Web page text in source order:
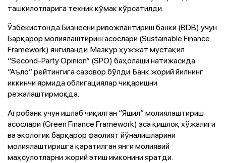
ташкилотларига техник кўмак кўрсатилди.
Ўзбекистонда Бизнесни ривожлантириш банки (BDB) учун
Барқарор молиялаштириш асослари (Sustainable Finance
Framework) янгиланди. Мазкур ҳужжат мустақил
“Second-Party Opinion” (SPO) баҳолаши натижасида
“Аъло” рейтингига сазовор бўлди. Банк жорий йилнинг
иккинчи ярмида облигациялар чиқаришни
режалаштирмоқда.
Агробанк учун ишлаб чиқилган “Яшил” молиялаштириш
асослари (Green Finance Framework) эса қишлоқ хўжалиги
ва экологик барқарор фаолият йўналишларини
молиялаштиришга қаратилган янги молиявий
маҳсулотларни жорий этиш имконини яратди.